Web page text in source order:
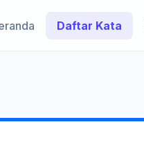
Daftar Kata